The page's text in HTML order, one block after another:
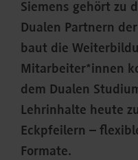
Siemens gehört zu
Dualen Partnern
baut die
Mitarbeiter*innen
dem Dualen
Lehrinhalte heute
Eckpfeilern –
Formate.